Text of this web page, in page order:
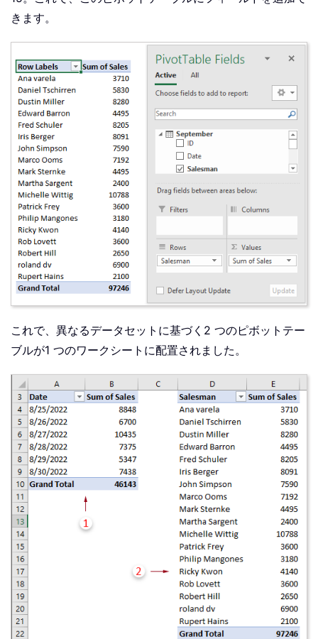
きます。
これで、異なるデータセットに基づく2 つのピボットテー
ブルが1 つのワークシートに配置されました。